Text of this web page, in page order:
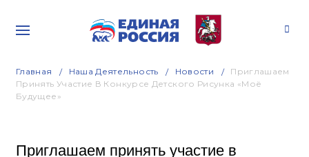
Главная Наша Деятельность Новости
Приглашаем
Принять Участие В Конкурсе Детского Рисунка «Моё
Будущее»
Приглашаем принять участие в